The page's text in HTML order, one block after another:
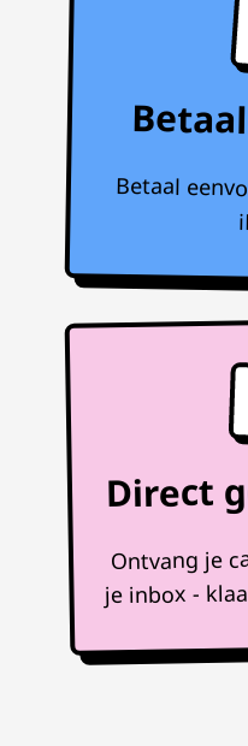
Betaal
Direct
Ontvang je
je inbox -